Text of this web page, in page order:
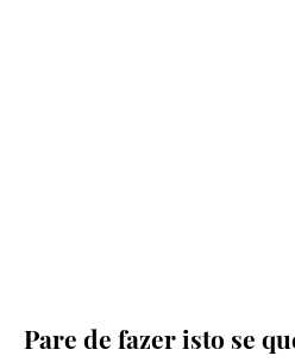
Pare de fazer isto se